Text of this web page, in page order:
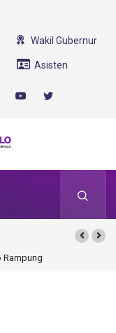
Wakil Gubernur
Asisten
Transformasi 2025